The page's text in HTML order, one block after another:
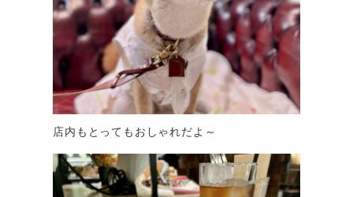
店内もとってもおしゃれだよ～